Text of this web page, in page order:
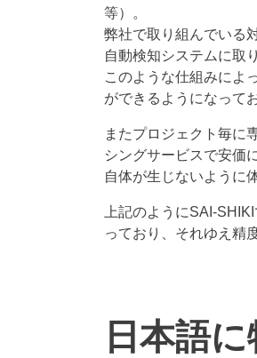
等）。
弊社で取り組んでいる
自動検知システムに取
このような仕組みによ
ができるようになって
またプロジェクト毎に
シングサービスで安価
自体が生じないように
上記のようにSAI-
っており、それゆえ精
日本語